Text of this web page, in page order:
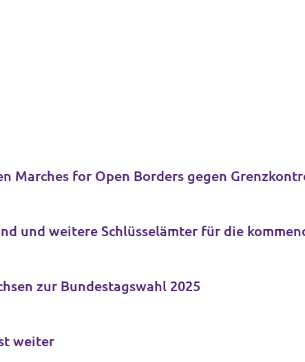
Marches for Open Borders gegen
Volt Deutschland wählt Bundesvorstand
zur Bundestagswahl 2025
und wächst weiter